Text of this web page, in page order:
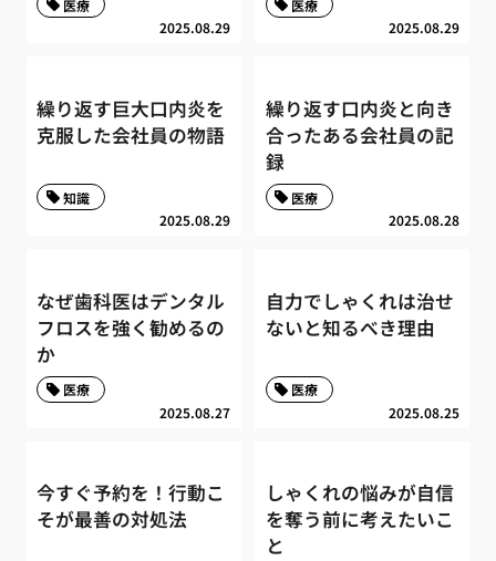
2025.08.29
医療
2025.08.29
医療
繰り返す巨大口内炎を
克服した会社員の物語
2025.08.29
知識
繰り返す口内炎と向き
合ったある会社員の記
録
2025.08.28
医療
なぜ歯科医はデンタル
フロスを強く勧めるの
か
2025.08.27
医療
自力でしゃくれは治せ
ないと知るべき理由
2025.08.25
医療
今すぐ予約を！行動こ
そが最善の対処法
しゃくれの悩みが自信
を奪う前に考えたいこ
と